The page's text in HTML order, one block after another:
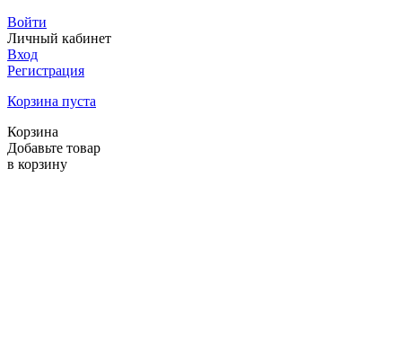
Войти
Личный кабинет
Вход
Регистрация
Корзина пуста
Корзина
Добавьте товар
в корзину